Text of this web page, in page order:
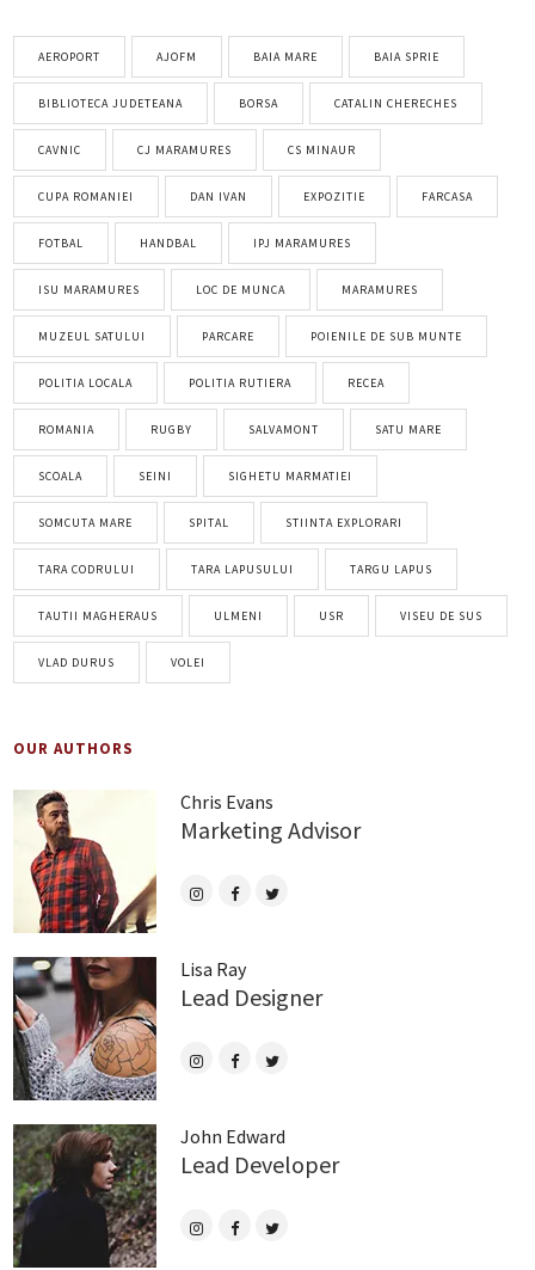
AEROPORT AJOFM BAIA MARE BAIA SPRIE
BIBLIOTECA JUDETEANA BORSA CATALIN CHERECHES
CAVNIC CJ MARAMURES CS MINAUR
CUPA ROMANIEI DAN IVAN EXPOZITIE FARCASA
FOTBAL HANDBAL IPJ MARAMURES
ISU MARAMURES LOC DE MUNCA MARAMURES
MUZEUL SATULUI PARCARE POIENILE DE SUB MUNTE
POLITIA LOCALA POLITIA RUTIERA RECEA
ROMANIA RUGBY SALVAMONT SATU MARE
SCOALA SEINI SIGHETU MARMATIEI
SOMCUTA MARE SPITAL STIINTA EXPLORARI
TARA CODRULUI TARA LAPUSULUI TARGU LAPUS
TAUTII MAGHERAUS ULMENI USR VISEU DE SUS
VLAD DURUS VOLEI
OUR AUTHORS
Chris Evans
Marketing Advisor
Lisa Ray
Lead Designer
John Edward
Lead Developer